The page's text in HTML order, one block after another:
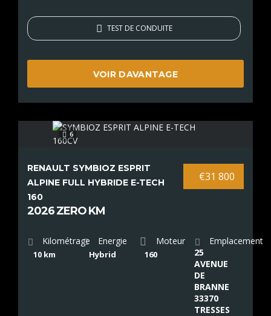
TEST DE CONDUITE
VOIR DAVANTAGE
6
€31 800
RENAULT SYMBIOZ ESPRIT
ALPINE FULL HYBRIDE E-TECH
160
2026 ZERO KM
Kilométrage
10 km
Energie
Hybrid
Moteur
160
Emplacement
25
AVENUE
DE
BRANNE
33370
TRESSES